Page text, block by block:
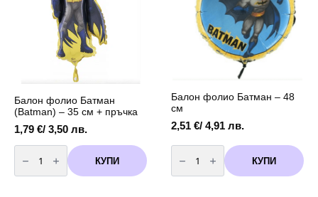
Балон фолио Батман
(Batman) – 35 см + пръчка
1,79 €/ 3,50 лв.
количество
за
Балон
фолио
КУПИ
Балон фолио Батман – 48
см
2,51 €/ 4,91 лв.
количество
за
Балон
фолио
КУПИ